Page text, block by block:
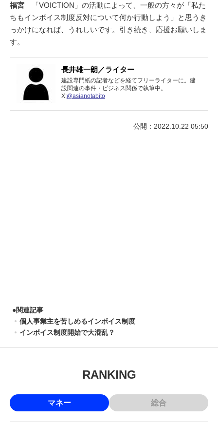
福宮 「VOICTION」の活動によって、一般の方々が「私た
ちもインボイス制度反対について何か行動しよう」と思うき
っかけになれば、うれしいです。引き続き、応援お願いしま
す。
長井雄一朗／ライター
建設専門紙の記者などを経てフリーライターに。建
設関連の事件・ビジネス関係で執筆中。
X:@asianotabito
公開：2022.10.22 05:50
●関連記事
個人事業主を苦しめるインボイス制度
インボイス制度開始で大混乱？
RANKING
マネー 総合